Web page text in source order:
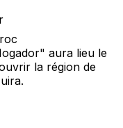
aura lieu le
la région de